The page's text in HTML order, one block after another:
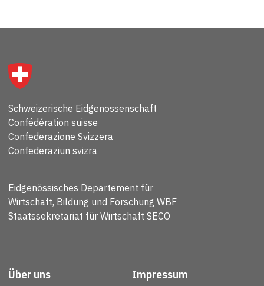
Schweizerische Eidgenossenschaft
Confédération suisse
Confederazione Svizzera
Confederaziun svizra
Eidgenössisches Departement für
Wirtschaft, Bildung und Forschung WBF
Staatssekretariat für Wirtschaft SECO
Über uns Impressum